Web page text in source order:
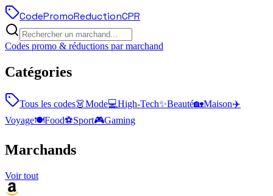
CodePromoReductionCPR
Codes promo & réductions par marchand
Catégories
Tous les codes👗Mode💻High-Tech✨Beauté🏡Maison✈️
Voyage🍽️Food⚽Sport🎮Gaming
Marchands
Voir tout